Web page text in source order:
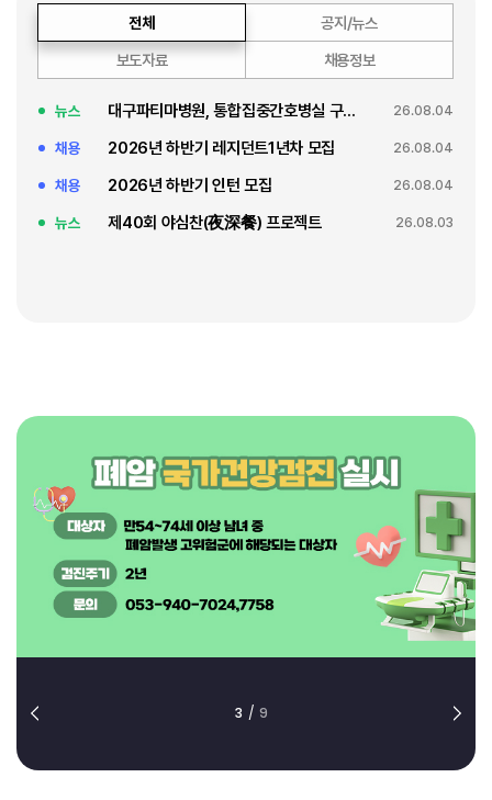
전체
뉴스 대구파티마병원, 통합집중간호병실 구축 축복식 26.08.04
채용 2026년 하반기 레지던트1년차 모집 26.08.04
채용 2026년 하반기 인턴 모집 26.08.04
뉴스 제40회 야심찬(夜深餐) 프로젝트 26.08.03
공지/뉴스
보도자료
채용정보
3 / 9